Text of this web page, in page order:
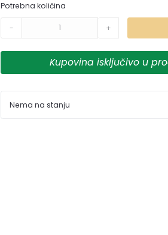
Potrebna količina
- +
Kupovina isključivo u
Nema na stanju